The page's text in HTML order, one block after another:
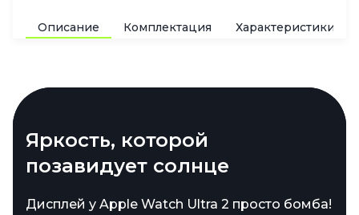
Описание Комплектация Характеристики
Мощь нового процессора
Apple Watch Ultra 2 получили прокачанный
чип S9 SiP, в котором спрятаны 5,6 млрд
Яркость, которой
позавидует солнце
Дисплей у Apple Watch Ultra 2 просто бомба!
Титан, который выдержит
всё
Часы созданы для экстремалов, и это сразу
Морские глубины больше не
предел
Водонепроницаемость WR100 — это заявка
Датчики, которые знают о
вас всё
Apple Watch Ultra 2 — это мини-лаборатория